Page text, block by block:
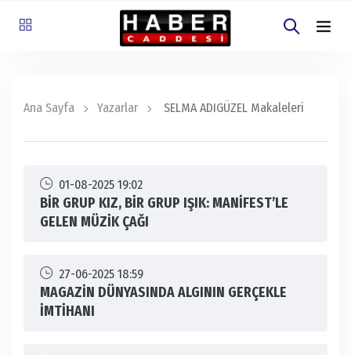
Ana Sayfa Yazarlar SELMA ADIGÜZEL Makaleleri
01-08-2025 19:02
BİR GRUP KIZ, BİR GRUP IŞIK: MANİFEST’LE
GELEN MÜZİK ÇAĞI
27-06-2025 18:59
MAGAZİN DÜNYASINDA ALGININ GERÇEKLE
İMTİHANI